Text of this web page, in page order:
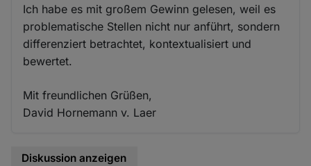
Ich habe es mit großem Gewinn gelesen, weil es
problematische Stellen nicht nur anführt, sondern
differenziert betrachtet, kontextualisiert und
bewertet.
Mit freundlichen Grüßen,
David Hornemann v. Laer
Diskussion anzeigen